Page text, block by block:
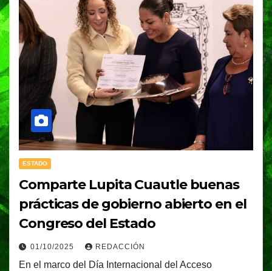
ESTADO
Comparte Lupita Cuautle buenas
prácticas de gobierno abierto en el
Congreso del Estado
01/10/2025 REDACCIÓN
En el marco del Día Internacional del Acceso